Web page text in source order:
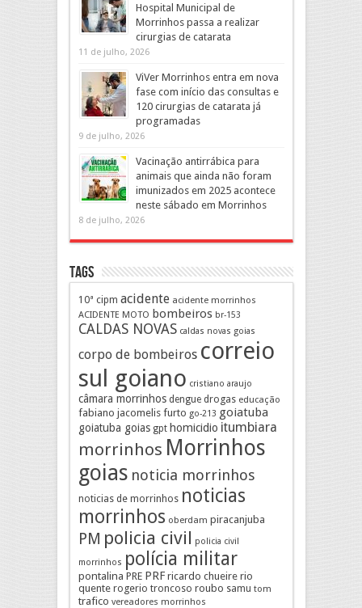
Hospital Municipal de
Morrinhos passa a realizar
cirurgias de catarata
11 de julho, 2026
ViVer Morrinhos entra em nova
fase com início das consultas e
120 cirurgias de catarata já
programadas
9 de julho, 2026
Vacinação antirrábica para
animais que ainda não foram
imunizados em 2025 acontece
neste sábado em Morrinhos
8 de julho, 2026
Tags
10ª cipm acidente acidente morrinhos
ACIDENTE MOTO bombeiros br-153
CALDAS NOVAS caldas novas goias
corpo de bombeiros correio
sul goiano cristiano araujo
câmara morrinhos dengue drogas educação
fabiano jacomelis furto go-213 goiatuba
goiatuba goias gpt homicidio itumbiara
morrinhos Morrinhos
goias noticia morrinhos
noticias de morrinhos noticias
morrinhos oberdam piracanjuba
PM policia civil policia civil
morrinhos polícia militar
pontalina PRE PRF ricardo chueire rio
quente rogerio troncoso roubo samu tom
trafico vereadores morrinhos